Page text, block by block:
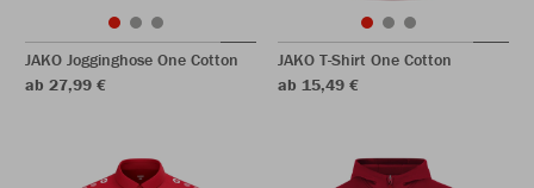
JAKO Jogginghose One Cotton
ab 27,99 €
JAKO T-Shirt One Cotton
ab 15,49 €